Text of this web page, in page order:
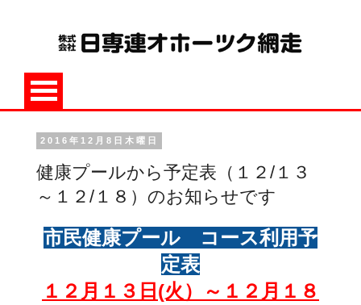
2016年12月8日木曜日
健康プールから予定表（１２/１３
～１２/１８）のお知らせです
市民健康プール コース利用予
定表
１２月１３日(火）～１２月１８